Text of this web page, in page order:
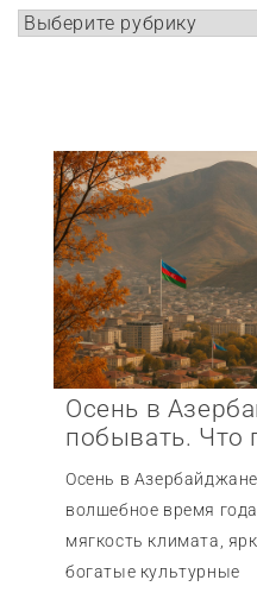
Рубрики
Осень в
побывать. Что
Осень в
волшебное время
мягкость климата,
богатые культурные